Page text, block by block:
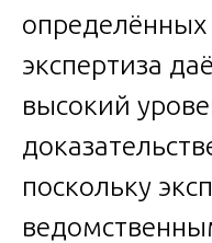
экспертиза
высокий
поскольку